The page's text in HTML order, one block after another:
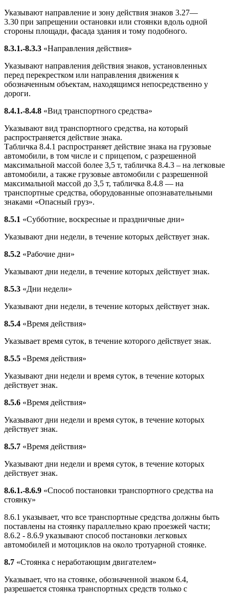
Указывают направление и зону действия знаков 3.27—
3.30 при запрещении остановки или стоянки вдоль одной
стороны площади, фасада здания и тому подобного.
8.3.1.-8.3.3 «Направления действия»
Указывают направления действия знаков, установленных
перед перекрестком или направления движения к
обозначенным объектам, находящимся непосредственно у
дороги.
8.4.1.-8.4.8 «Вид транспортного средства»
Указывают вид транспортного средства, на который
распространяется действие знака.
Табличка 8.4.1 распространяет действие знака на грузовые
автомобили, в том числе и с прицепом, с разрешенной
максимальной массой более 3,5 т, табличка 8.4.3 – на легковые
автомобили, а также грузовые автомобили с разрешенной
максимальной массой до 3,5 т, табличка 8.4.8 — на
транспортные средства, оборудованные опознавательными
знаками «Опасный груз».
8.5.1 «Субботние, воскресные и праздничные дни»
Указывают дни недели, в течение которых действует знак.
8.5.2 «Рабочие дни»
Указывают дни недели, в течение которых действует знак.
8.5.3 «Дни недели»
Указывают дни недели, в течение которых действует знак.
8.5.4 «Время действия»
Указывает время суток, в течение которого действует знак.
8.5.5 «Время действия»
Указывают дни недели и время суток, в течение которых
действует знак.
8.5.6 «Время действия»
Указывают дни недели и время суток, в течение которых
действует знак.
8.5.7 «Время действия»
Указывают дни недели и время суток, в течение которых
действует знак.
8.6.1.-8.6.9 «Способ постановки транспортного средства на
стоянку»
8.6.1 указывает, что все транспортные средства должны быть
поставлены на стоянку параллельно краю проезжей части;
8.6.2 - 8.6.9 указывают способ постановки легковых
автомобилей и мотоциклов на около тротуарной стоянке.
8.7 «Стоянка с неработающим двигателем»
Указывает, что на стоянке, обозначенной знаком 6.4,
разрешается стоянка транспортных средств только с